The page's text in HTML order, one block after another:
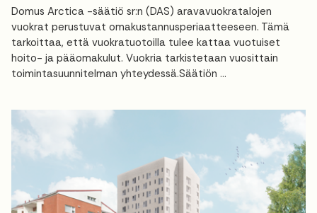
Domus Arctica -säätiö sr:n (DAS) aravavuokratalojen
vuokrat perustuvat omakustannusperiaatteeseen. Tämä
tarkoittaa, että vuokratuotoilla tulee kattaa vuotuiset
hoito- ja pääomakulut. Vuokria tarkistetaan vuosittain
toimintasuunnitelman yhteydessä.Säätiön ...